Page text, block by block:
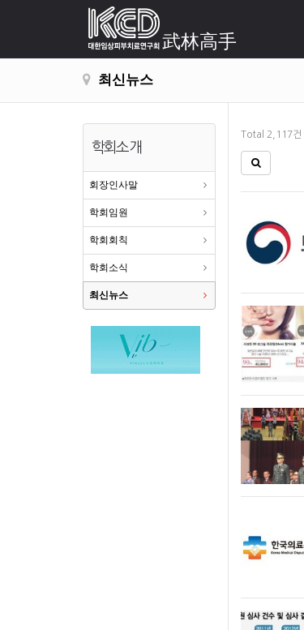
武林高手
최신뉴스
학회소개
회장인사말
학회임원
학회회칙
학회소식
최신뉴스
Total 2,117건